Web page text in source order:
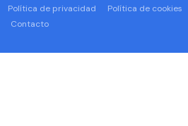
Política de privacidad
Política de cookies
Contacto